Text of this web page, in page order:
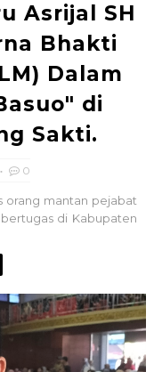
Asrijal SH
Bhakti
Dalam
di
Sakti.
0
orang mantan pejabat
di Kabupaten